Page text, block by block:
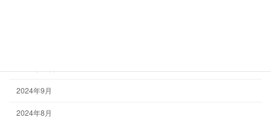
2024年9月
2024年8月